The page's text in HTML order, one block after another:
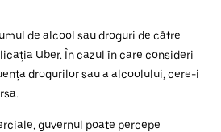
de alcool sau droguri de către
Uber. În cazul în care consideri
drogurilor sau a alcoolului, cere-i
guvernul poate percepe